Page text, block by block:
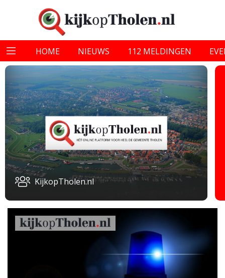
HOME NIEUWS 112 MELDINGEN
KijkopTholen.nl